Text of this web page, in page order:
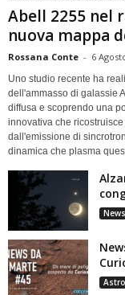
Abell 2255 nel
nuova mappa
Rossana Conte - 6
Uno studio recente ha
dell'ammasso di galassie
diffusa e scoprendo una
innovativa che
dall'emissione di
dinamica che plasma